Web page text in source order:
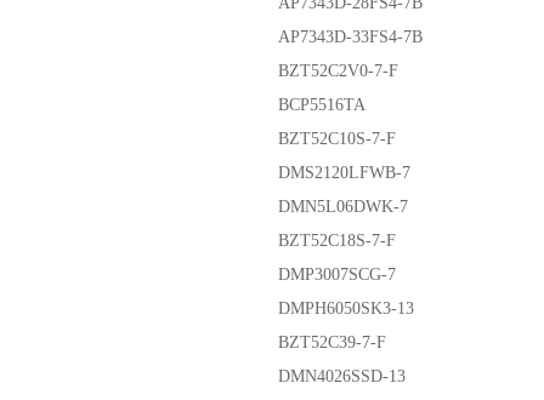
AP7343D-33FS4-7B
BZT52C2V0-7-F
BCP5516TA
BZT52C10S-7-F
DMS2120LFWB-7
DMN5L06DWK-7
BZT52C18S-7-F
DMP3007SCG-7
DMPH6050SK3-13
BZT52C39-7-F
DMN4026SSD-13